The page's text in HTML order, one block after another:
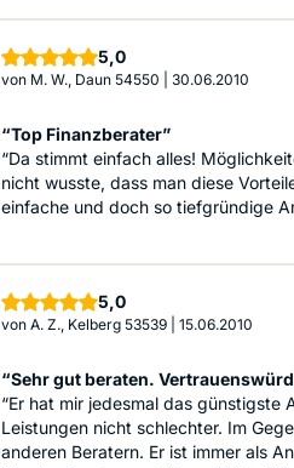
5,0Sterne
von M. W., Daun 54550 30.06.2010
“Top Finanzberater”
“Da stimmt einfach alles!
nicht wusste, dass man diese
einfache und doch so tiefgründige
5,0Sterne
von A. Z., Kelberg 53539 15.06.2010
“Sehr gut beraten.
“Er hat mir jedesmal das
Leistungen nicht schlechter. Im
anderen Beratern. Er ist immer als